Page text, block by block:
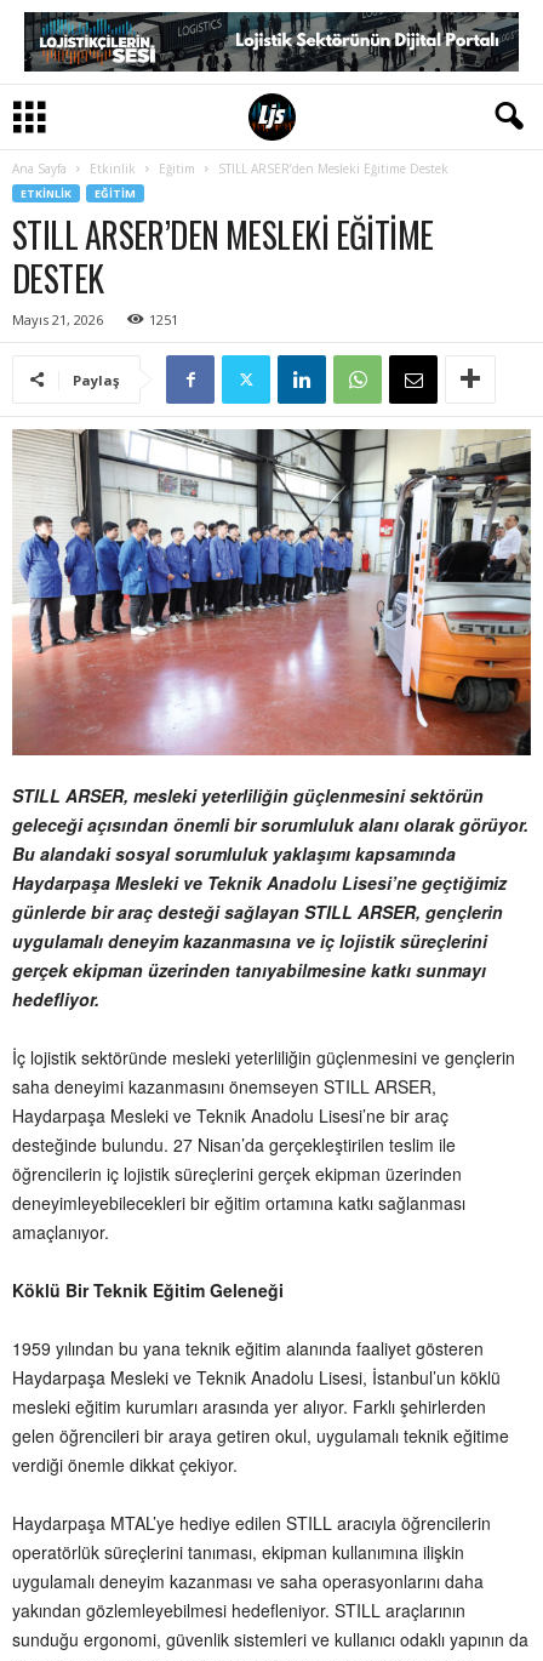
Ana Sayfa Etkinlik Eğitim STILL ARSER’den Mesleki Eğitime Destek
ETKINLIK EĞITIM
STILL ARSER’DEN MESLEKI EĞITIME
DESTEK
Mayıs 21, 2026 1251
Paylaş
STILL ARSER, mesleki yeterliliğin güçlenmesini sektörün
geleceği açısından önemli bir sorumluluk alanı olarak görüyor.
Bu alandaki sosyal sorumluluk yaklaşımı kapsamında
Haydarpaşa Mesleki ve Teknik Anadolu Lisesi’ne geçtiğimiz
günlerde bir araç desteği sağlayan STILL ARSER, gençlerin
uygulamalı deneyim kazanmasına ve iç lojistik süreçlerini
gerçek ekipman üzerinden tanıyabilmesine katkı sunmayı
hedefliyor.
İç lojistik sektöründe mesleki yeterliliğin güçlenmesini ve gençlerin
saha deneyimi kazanmasını önemseyen STILL ARSER,
Haydarpaşa Mesleki ve Teknik Anadolu Lisesi’ne bir araç
desteğinde bulundu. 27 Nisan’da gerçekleştirilen teslim ile
öğrencilerin iç lojistik süreçlerini gerçek ekipman üzerinden
deneyimleyebilecekleri bir eğitim ortamına katkı sağlanması
amaçlanıyor.
Köklü Bir Teknik Eğitim Geleneği
1959 yılından bu yana teknik eğitim alanında faaliyet gösteren
Haydarpaşa Mesleki ve Teknik Anadolu Lisesi, İstanbul’un köklü
mesleki eğitim kurumları arasında yer alıyor. Farklı şehirlerden
gelen öğrencileri bir araya getiren okul, uygulamalı teknik eğitime
verdiği önemle dikkat çekiyor.
Haydarpaşa MTAL’ye hediye edilen STILL aracıyla öğrencilerin
operatörlük süreçlerini tanıması, ekipman kullanımına ilişkin
uygulamalı deneyim kazanması ve saha operasyonlarını daha
yakından gözlemleyebilmesi hedefleniyor. STILL araçlarının
sunduğu ergonomi, güvenlik sistemleri ve kullanıcı odaklı yapının da